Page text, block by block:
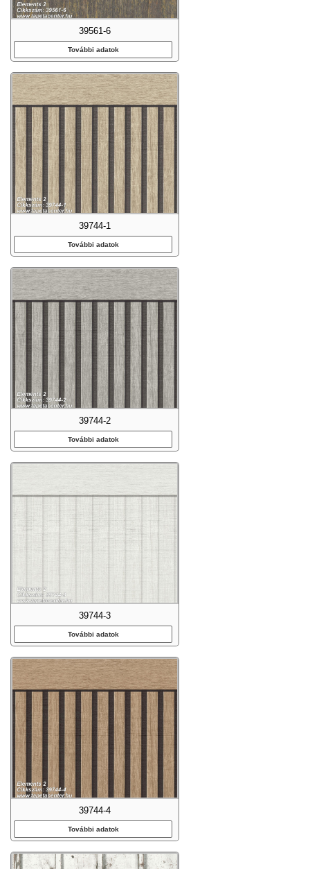
39561-6
További adatok
39744-1
További adatok
39744-2
További adatok
39744-3
További adatok
39744-4
További adatok